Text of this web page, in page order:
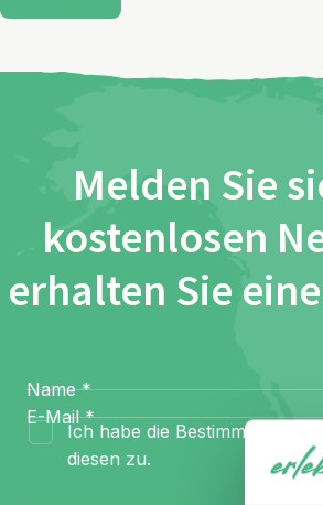
Melden Sie
kostenlosen
erhalten Sie
Name *
E-Mail *
Ich habe die Bestimmungen
diesen zu.